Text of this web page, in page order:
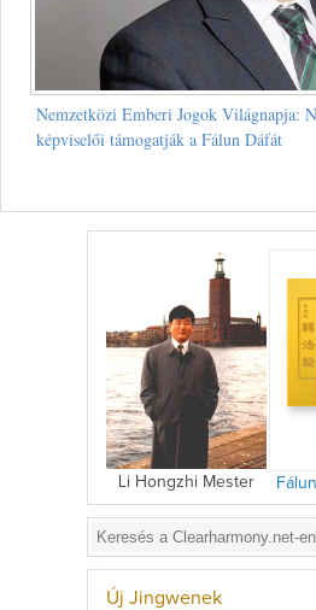
Nemzetközi Emberi Jogok Világnapja:
képviselői támogatják a Fálun Dáfát
Li Hongzhi Mester
Új Jingwenek